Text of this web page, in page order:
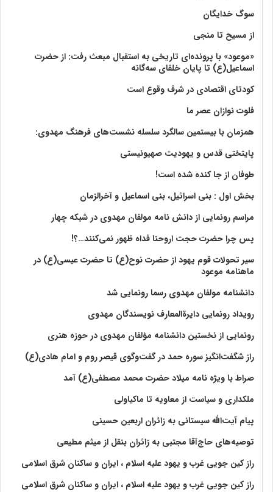
سوگ خدایگان
از مسیح تا منجی
«موعود» با پرونده‌ای تاریخی به استقبال مبعث رفت: از حضرت
اسماعیل(ع) تا پایان خلفای سه‌گانه
کودتای اقتصادی در شرف وقوع است
فلوت نوازان عصر ما
همزمان با بیستمین سالگرد سلسله نشست‌های فرهنگ مهدوی:‌
پایتختی قدس و یهودیت صهیونیستی
طوفان از جا کنده شده است!
بخش اول : بنی اسرائیل، بنی اسماعیل و آخرالزمان
مراسم رونمایی از دانش نامه مولفان مهدوی در شبکه چهار
پس چرا حضرت حجت اروحنا فداه ظهور نمی‌کنند…؟!
سیر تحولات قوم یهود از حضرت نوح(ع) تا حضرت عیسی(ع) در
ماهنامه موعود
دانشنامه مولفان مهدوی رسما رونمایی شد
رویداد رونمایی دایرةالمعارف نویسندگان مهدوی
رونمایی از نخستین دانشنامه مؤلفان مهدوی در حوزه هنری
راز شگفت‌انگیز سوره حمد در گفت‌وگوی قیصر روم و امام هادی(ع)
صراط با ویژه نامه میلاد حضرت محمد مصطفی(ع) آمد
ملکداری و سیاست از معاویه تا ماکیاولی
پیام آیت‌الله سیستانی به زائران اربعین حسینی
توصیه‌های حاج‌آقا مجتبی به زائران بنقل از میثم مطیعی
راز کین جویی غرب و یهود علیه اسلام ، ایران و ساکنان شرق اسلامی
راز کین جویی غرب و یهود علیه اسلام ، ایران و ساکنان شرق اسلامی